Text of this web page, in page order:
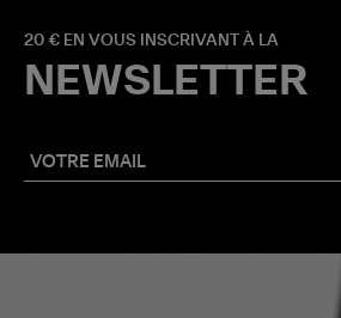
20 € EN VOUS INSCRIVANT À LA
NEWSLETTER